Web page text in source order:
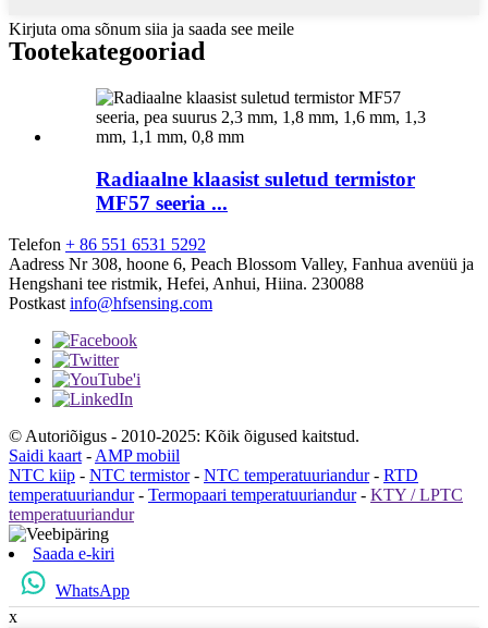
Kirjuta oma sõnum siia ja saada see meile
Tootekategooriad
Radiaalne klaasist suletud termistor
MF57 seeria ...
Telefon + 86 551 6531 5292
Aadress Nr 308, hoone 6, Peach Blossom Valley, Fanhua avenüü ja
Hengshani tee ristmik, Hefei, Anhui, Hiina. 230088
Postkast info@hfsensing.com
© Autoriõigus - 2010-2025: Kõik õigused kaitstud.
Saidi kaart - AMP mobiil
NTC kiip - NTC termistor- NTC temperatuuriandur- RTD
temperatuuriandur- Termopaari temperatuuriandur- KTY / LPTC
temperatuuriandur
Saada e-kiri
WhatsApp
x